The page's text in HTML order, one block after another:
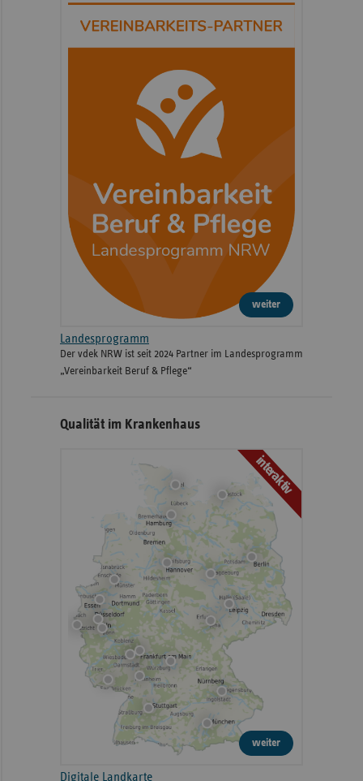
weiter
Landesprogramm
Der vdek NRW ist seit 2024 Partner im Landesprogramm
„Vereinbarkeit Beruf & Pflege“
Qualität im Krankenhaus
interaktiv
weiter
Digitale Landkarte